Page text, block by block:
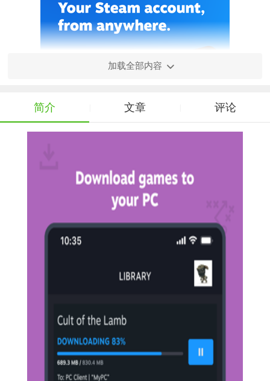
加载全部内容
简介 文章 评论